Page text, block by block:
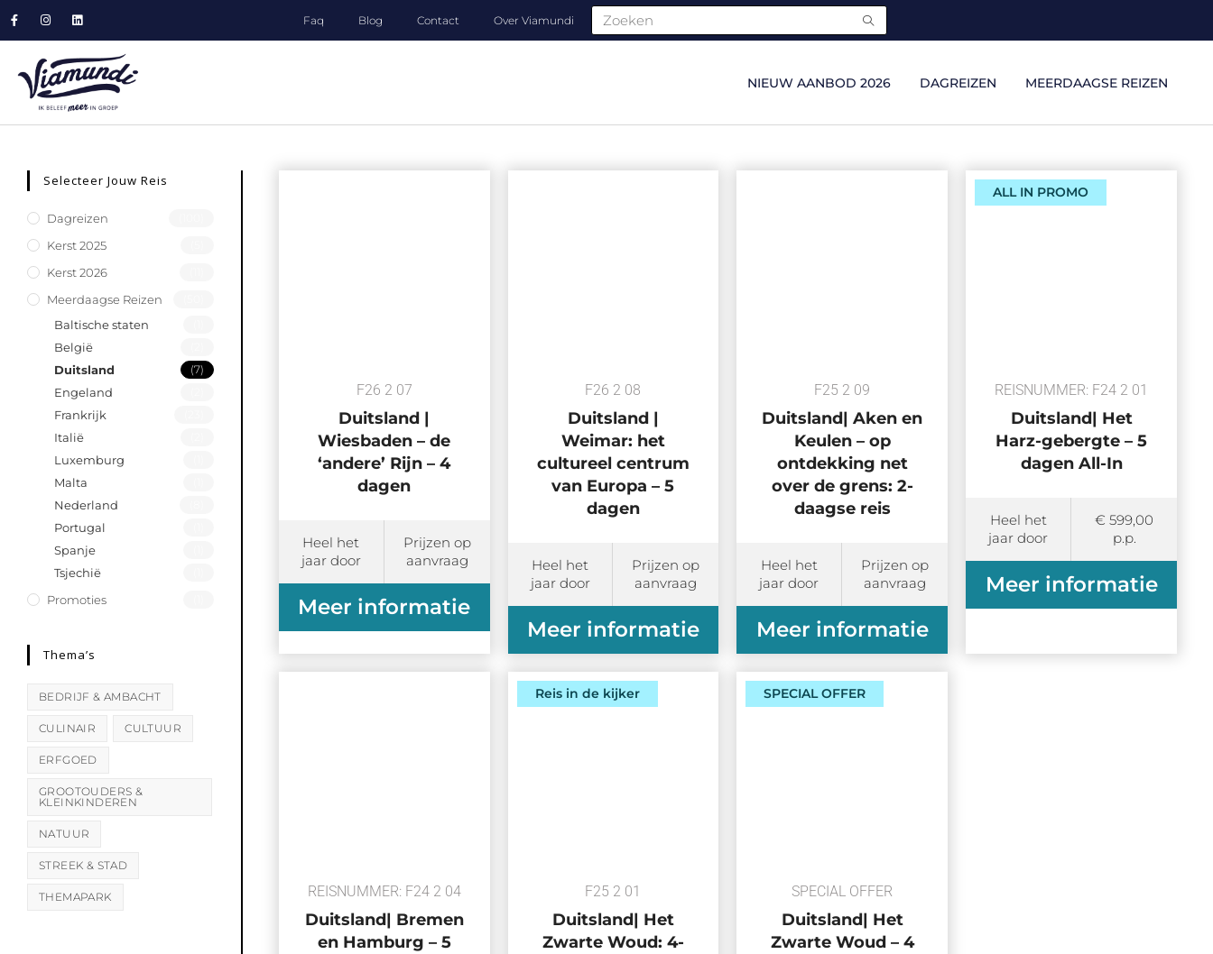
Faq Blog Contact Over Viamundi
NIEUW AANBOD 2026 DAGREIZEN MEERDAAGSE REIZEN
Selecteer Jouw Reis
Dagreizen
Kerst 2025
Kerst 2026
Meerdaagse Reizen
Baltische staten
België
Duitsland (7)
Engeland
Frankrijk
Italië
Luxemburg
Malta
Nederland
Portugal
Spanje
Tsjechië
Promoties
Thema’s
BEDRIJF & AMBACHT
CULINAIR CULTUUR
ERFGOED
GROOTOUDERS &
KLEINKINDEREN
NATUUR
STREEK & STAD
THEMAPARK
F26 2 07
Duitsland |
Wiesbaden – de
‘andere’ Rijn – 4
dagen
Heel het
jaar door
Prijzen op
aanvraag
Meer informatie
F26 2 08
Duitsland |
Weimar: het
cultureel centrum
van Europa – 5
dagen
Heel het
jaar door
Prijzen op
aanvraag
Meer informatie
F25 2 09
Duitsland| Aken en
Keulen – op
ontdekking net
over de grens: 2-
daagse reis
Heel het
jaar door
Prijzen op
aanvraag
Meer informatie
ALL IN PROMO
REISNUMMER: F24 2 01
Duitsland| Het
Harz-gebergte – 5
dagen All-In
Heel het
jaar door
€ 599,00
p.p.
Meer informatie
REISNUMMER: F24 2 04
Duitsland| Bremen
en Hamburg – 5
Reis in de kijker
F25 2 01
Duitsland| Het
Zwarte Woud: 4-
SPECIAL OFFER
SPECIAL OFFER
Duitsland| Het
Zwarte Woud – 4